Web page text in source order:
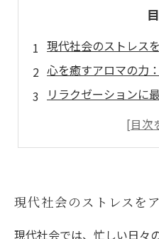
現代社会のストレス
心を癒すアロマの力
リラクゼーションに
毎日の生活にアロマ
現代社会のストレスを
現代社会では、忙しい日々